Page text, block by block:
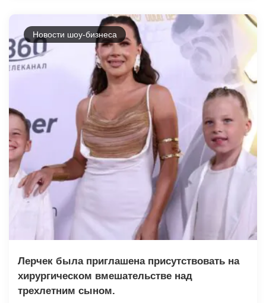
Новости шоу-бизнеса
Лерчек была приглашена присутствовать на
хирургическом вмешательстве над
трехлетним сыном.